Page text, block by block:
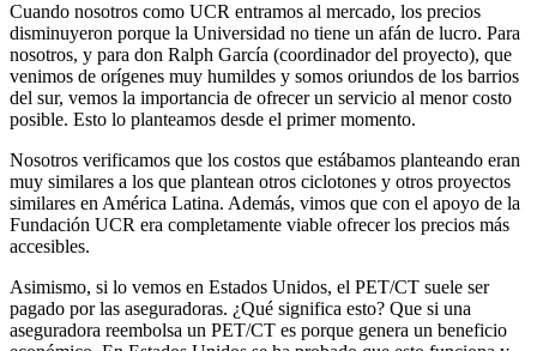
Cuando nosotros como UCR entramos al mercado, los precios
disminuyeron porque la Universidad no tiene un afán de lucro. Para
nosotros, y para don Ralph García (coordinador del proyecto), que
venimos de orígenes muy humildes y somos oriundos de los barrios
del sur, vemos la importancia de ofrecer un servicio al menor costo
posible. Esto lo planteamos desde el primer momento.
Nosotros verificamos que los costos que estábamos planteando eran
muy similares a los que plantean otros ciclotones y otros proyectos
similares en América Latina. Además, vimos que con el apoyo de la
Fundación UCR era completamente viable ofrecer los precios más
accesibles.
Asimismo, si lo vemos en Estados Unidos, el PET/CT suele ser
pagado por las aseguradoras. ¿Qué significa esto? Que si una
aseguradora reembolsa un PET/CT es porque genera un beneficio